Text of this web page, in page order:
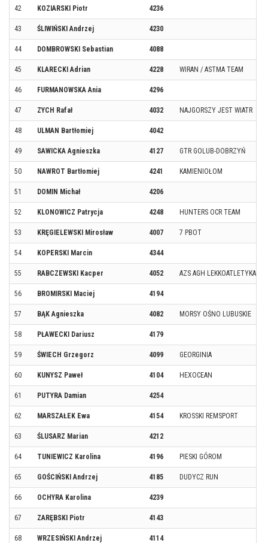
42 KOZIARSKI Piotr 4236
43 ŚLIWIŃSKI Andrzej 4230
44 DOMBROWSKI Sebastian 4088
45 KLARECKI Adrian 4228 WIRAN / ASTMA TEAM
46 FURMANOWSKA Ania 4296
47 ZYCH Rafał 4032 NAJGORSZY JEST WIATR
48 ULMAN Bartłomiej 4042
49 SAWICKA Agnieszka 4127 GTR GOLUB-DOBRZYŃ
50 NAWROT Bartłomiej 4241 KAMIENIOŁOM
51 DOMIN Michał 4206
52 KLONOWICZ Patrycja 4248 HUNTERS OCR TEAM
53 KRĘGIELEWSKI Mirosław 4007 7 PBOT
54 KOPERSKI Marcin 4344
55 RABCZEWSKI Kacper 4052 AZS AGH LEKKOATLETYKA
56 BROMIRSKI Maciej 4194
57 BĄK Agnieszka 4082 MORSY OŚNO LUBUSKIE
58 PŁAWECKI Dariusz 4179
59 ŚWIECH Grzegorz 4099 GEORGINIA
60 KUNYSZ Paweł 4104 HEXOCEAN
61 PUTYRA Damian 4254
62 MARSZAŁEK Ewa 4154 KROSSKI REMSPORT
63 ŚLUSARZ Marian 4212
64 TUNIEWICZ Karolina 4196 PIESKI GÓROM
65 GOŚCIŃSKI Andrzej 4185 DUDYCZ RUN
66 OCHYRA Karolina 4239
67 ZARĘBSKI Piotr 4143
68 WRZESIŃSKI Andrzej 4114